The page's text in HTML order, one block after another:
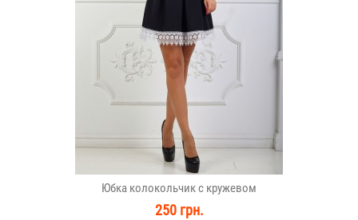
Юбка колокольчик с кружевом
250 грн.